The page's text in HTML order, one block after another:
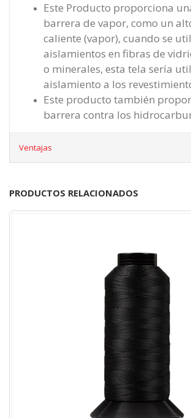
Este Producto proporciona
barrera de vapor, como un
caliente (vapor), cuando se
aislamientos en fibras de
o minerales, esta tela sería
aislamiento a los
Este producto también
barrera contra los
Ventajas
PRODUCTOS RELACIONADOS